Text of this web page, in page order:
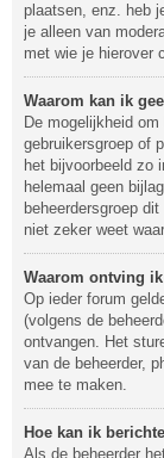
plaatsen, enz. heb
je alleen van
met wie je hierover
Waarom kan ik
De mogelijkheid
gebruikersgroep of
het bijvoorbeeld zo
helemaal geen
beheerdersgroep
niet zeker weet
Waarom ontving
Op ieder forum
(volgens de
ontvangen. Het
van de beheerder,
mee te maken.
Hoe kan ik
Als de beheerder